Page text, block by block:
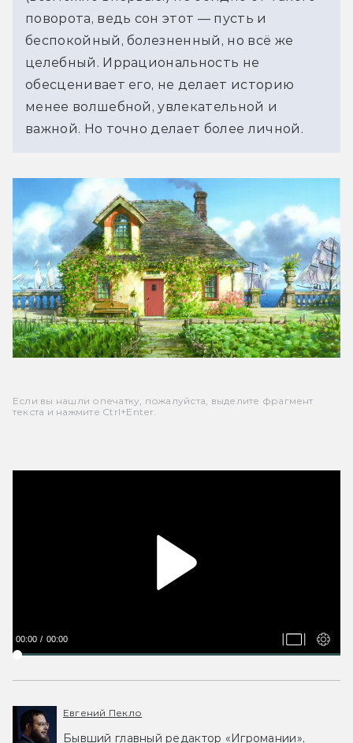
поворота, ведь сон этот — пусть и
беспокойный, болезненный, но всё же
целебный. Иррациональность не
обесценивает его, не делает историю
менее волшебной, увлекательной и
важной. Но точно делает более личной.
Если вы нашли опечатку, пожалуйста, выделите фрагмент
текста и нажмите Ctrl+Enter.
00:00 00:00
Евгений Пекло
Бывший главный редактор «Игромании»,